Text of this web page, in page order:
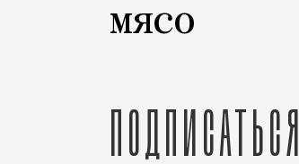
мясо
Подписаться